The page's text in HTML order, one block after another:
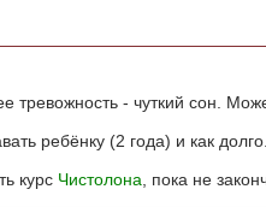
тревожность - чуткий сон.
ребёнку (2 года) и как
курс Чистолона , пока не